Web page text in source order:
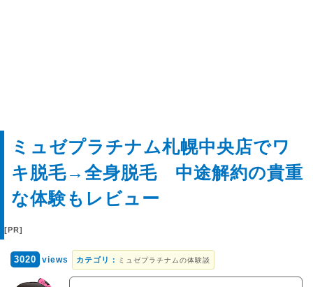
ミュゼプラチナム札幌中央店でワ
キ脱毛→全身脱毛 中途解約の貴重
な体験もレビュー
3020 views カテゴリ： ミュゼプラチナムの体験談